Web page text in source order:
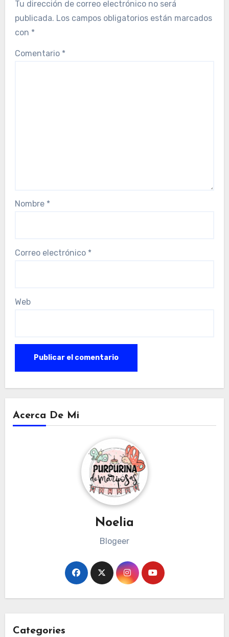
Tu dirección de correo electrónico no será
publicada. Los campos obligatorios están marcados
con *
Comentario *
Nombre *
Correo electrónico *
Web
Acerca De Mi
Noelia
Blogeer
Categories